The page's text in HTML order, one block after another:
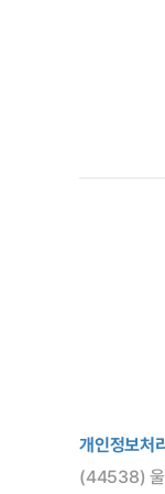
개인정보처
(44538) 울